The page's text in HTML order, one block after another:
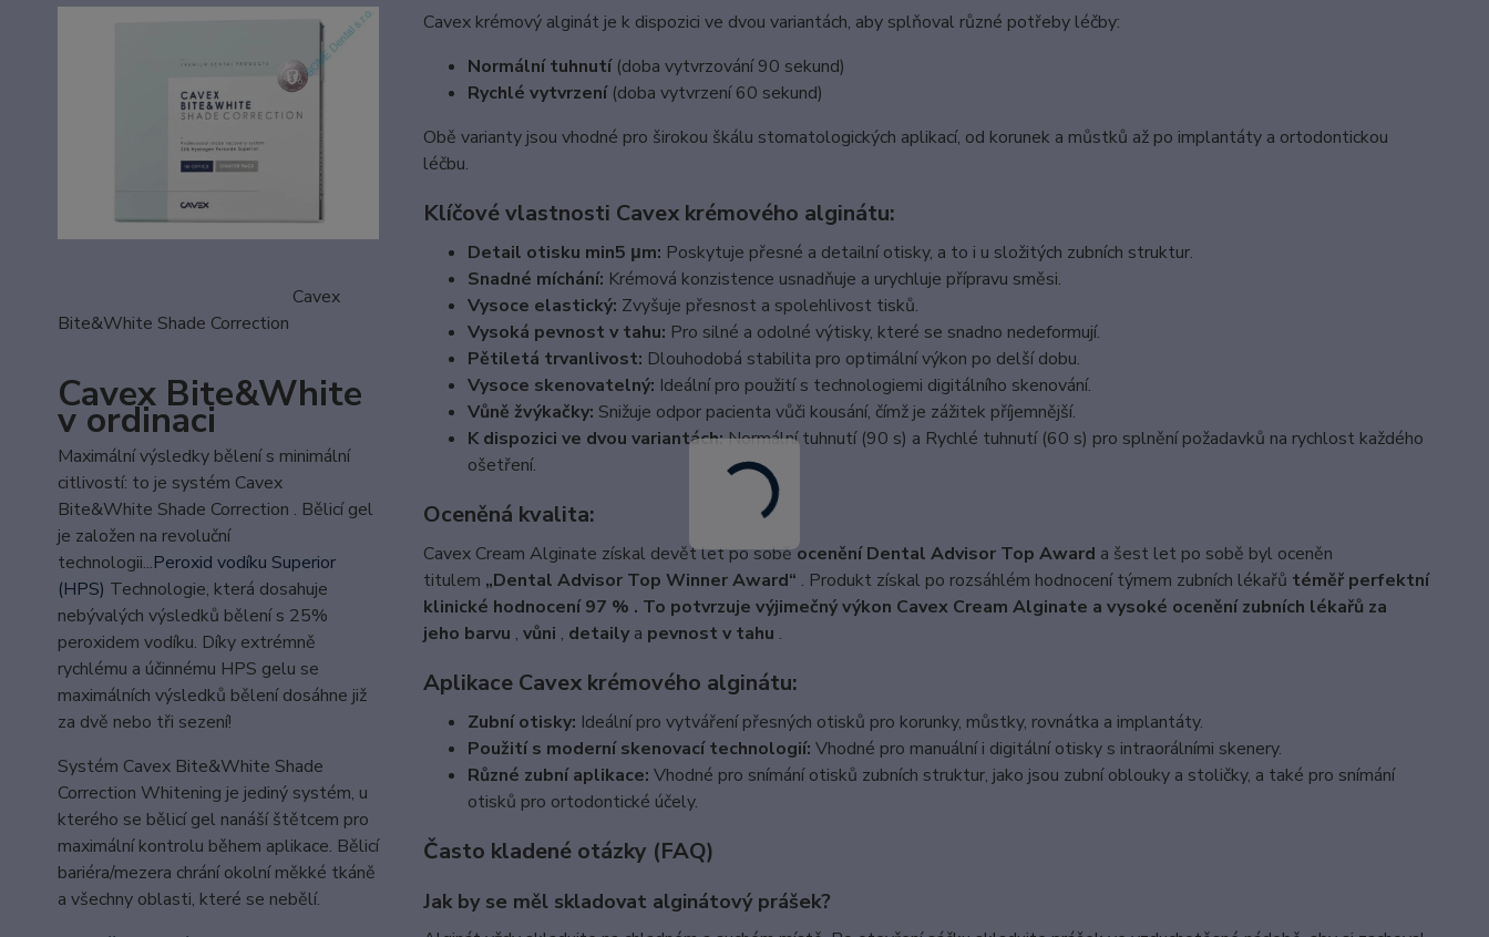
Cavex
Bite&White Shade Correction
Cavex Bite&White
v ordinaci
Maximální výsledky bělení s minimální
citlivostí: to je systém Cavex
Bite&White Shade Correction . Bělicí gel
je založen na revoluční
technologii...Peroxid vodíku Superior
(HPS) Technologie, která dosahuje
nebývalých výsledků bělení s 25%
peroxidem vodíku. Díky extrémně
rychlému a účinnému HPS gelu se
maximálních výsledků bělení dosáhne již
za dvě nebo tři sezení!
Systém Cavex Bite&White Shade
Correction Whitening je jediný systém, u
kterého se bělicí gel nanáší štětcem pro
maximální kontrolu během aplikace. Bělicí
bariéra/mezera chrání okolní měkké tkáně
a všechny oblasti, které se nebělí.
Cavex krémový alginát je k dispozici ve dvou variantách, aby splňoval různé potřeby léčby:
Normální tuhnutí(doba vytvrzování 90 sekund)
Rychlé vytvrzení(doba vytvrzení 60 sekund)
Obě varianty jsou vhodné pro širokou škálu stomatologických aplikací, od korunek a můstků až po implantáty a ortodontickou
léčbu.
Klíčové vlastnosti Cavex krémového alginátu:
Detail otisku min5 μm: Poskytuje přesné a detailní otisky, a to i u složitých zubních struktur.
Snadné míchání: Krémová konzistence usnadňuje a urychluje přípravu směsi.
Vysoce elastický: Zvyšuje přesnost a spolehlivost tisků.
Vysoká pevnost v tahu: Pro silné a odolné výtisky, které se snadno nedeformují.
Pětiletá trvanlivost: Dlouhodobá stabilita pro optimální výkon po delší dobu.
Vysoce skenovatelný: Ideální pro použití s ​​technologiemi digitálního skenování.
Vůně žvýkačky: Snižuje odpor pacienta vůči kousání, čímž je zážitek příjemnější.
K dispozici ve dvou variantách:Normální tuhnutí (90 s) a Rychlé tuhnutí (60 s) pro splnění požadavků na rychlost každého
ošetření.
Oceněná kvalita:
Cavex Cream Alginate získal devět let po soběocenění Dental Advisor Top Award a šest let po sobě byl oceněn
titulem „Dental Advisor Top Winner Award“ . Produkt získal po rozsáhlém hodnocení týmem zubních lékařů téměř perfektní
klinické hodnocení 97 % . To potvrzuje výjimečný výkon Cavex Cream Alginate a vysoké ocenění zubních lékařů za
jeho barvu , vůni , detailya pevnost v tahu .
Aplikace Cavex krémového alginátu:
Zubní otisky: Ideální pro vytváření přesných otisků pro korunky, můstky, rovnátka a implantáty.
Použití s ​​moderní skenovací technologií: Vhodné pro manuální i digitální otisky s intraorálními skenery.
Různé zubní aplikace: Vhodné pro snímání otisků zubních struktur, jako jsou zubní oblouky a stoličky, a také pro snímání
otisků pro ortodontické účely.
Často kladené otázky (FAQ)
Jak by se měl skladovat alginátový prášek?